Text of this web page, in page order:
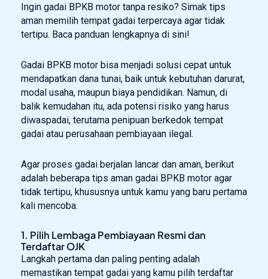
Ingin gadai BPKB motor tanpa resiko? Simak tips
aman memilih tempat gadai terpercaya agar tidak
tertipu. Baca panduan lengkapnya di sini!
Gadai BPKB motor bisa menjadi solusi cepat untuk
mendapatkan dana tunai, baik untuk kebutuhan darurat,
modal usaha, maupun biaya pendidikan. Namun, di
balik kemudahan itu, ada potensi risiko yang harus
diwaspadai, terutama penipuan berkedok tempat
gadai atau perusahaan pembiayaan ilegal.
Agar proses gadai berjalan lancar dan aman, berikut
adalah beberapa tips aman gadai BPKB motor agar
tidak tertipu, khususnya untuk kamu yang baru pertama
kali mencoba.
1. Pilih Lembaga Pembiayaan Resmi dan
Terdaftar OJK
Langkah pertama dan paling penting adalah
memastikan tempat gadai yang kamu pilih terdaftar